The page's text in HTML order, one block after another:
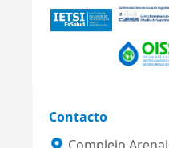
Contacto